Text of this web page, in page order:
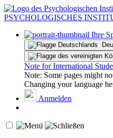
PSYCHOLOGISCHES
Ihre
Note for International
Note: Some pages might
Changing your language
Anmelden